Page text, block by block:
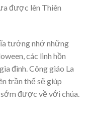
được lên Thiên
tưởng nhớ những
các linh hồn
đình. Công giáo La
trần thế sẽ giúp
được về với chúa.